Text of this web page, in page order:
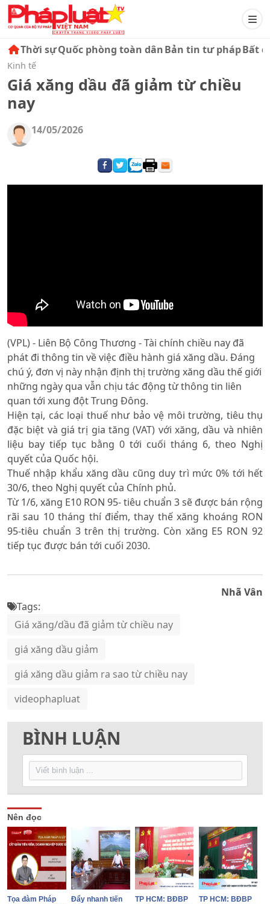
Thời sựQuốc phòng toàn dânBản tin tư phápBất
Kinh tế
Giá xăng dầu đã giảm từ chiều
nay
14/05/2026
(VPL) - Liên Bộ Công Thương - Tài chính chiều nay đã
phát đi thông tin về việc điều hành giá xăng dầu. Đáng
chú ý, đơn vị này nhận định thị trường xăng dầu thế giới
những ngày qua vẫn chịu tác động từ thông tin liên
quan tới xung đột Trung Đông.
Hiện tại, các loại thuế như bảo vệ môi trường, tiêu thụ
đặc biệt và giá trị gia tăng (VAT) với xăng, dầu và nhiên
liệu bay tiếp tục bằng 0 tới cuối tháng 6, theo Nghị
quyết của Quốc hội.
Thuế nhập khẩu xăng dầu cũng duy trì mức 0% tới hết
30/6, theo Nghị quyết của Chính phủ.
Từ 1/6, xăng E10 RON 95- tiêu chuẩn 3 sẽ được bán rộng
rãi sau 10 tháng thí điểm, thay thế xăng khoáng RON
95-tiêu chuẩn 3 trên thị trường. Còn xăng E5 RON 92
tiếp tục được bán tới cuối 2030.
Nhã Vân
Tags:
Giá xăng/dầu đã giảm từ chiều nay
giá xăng dầu giảm
giá xăng dầu giảm ra sao từ chiều nay
videophapluat
BÌNH LUẬN
Nên đọc
Tọa đàm Pháp
Đẩy nhanh tiến
TP HCM: BĐBP
TP HCM: BĐBP